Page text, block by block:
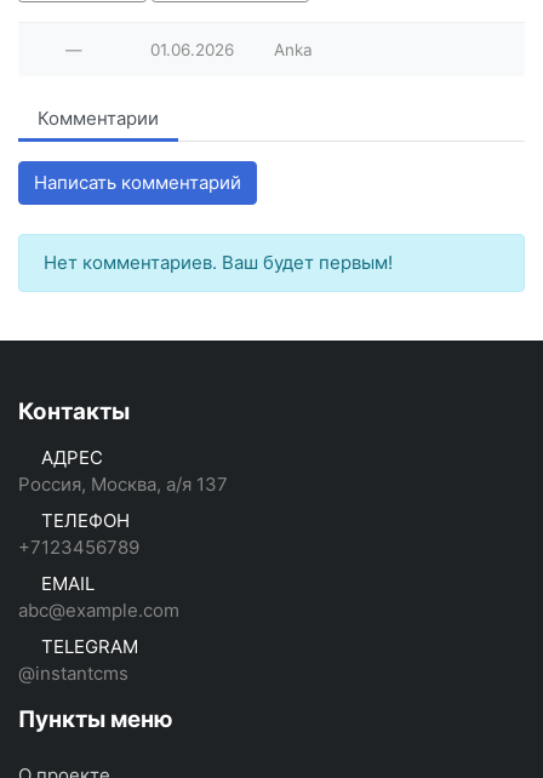
— 01.06.2026 Anka
Комментарии
Написать комментарий
Нет комментариев. Ваш будет первым!
Контакты
АДРЕС
Россия, Москва, а/я 137
ТЕЛЕФОН
+7123456789
EMAIL
abc@example.com
TELEGRAM
@instantcms
Пункты меню